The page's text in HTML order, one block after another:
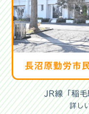
JR線「稲
詳し